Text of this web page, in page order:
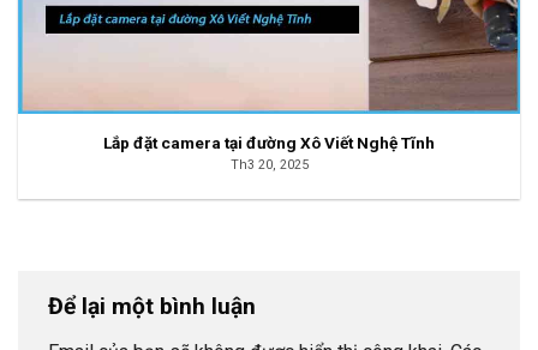
Lắp đặt camera tại đường Xô Viết Nghệ Tĩnh
Th3 20, 2025
Để lại một bình luận